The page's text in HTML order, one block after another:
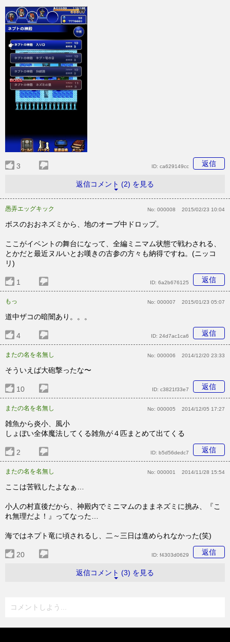
3 返信
ID: ca629149cc
返信コメント (2) を見る
愚弄エッグキック No: 000008 2015/02/23 10:04
ボスのおおネズミから、地のオーブ中ドロップ。
ここがイベントの舞台になって、全編ミニマム状態で戦わされる、
とかだと最近ヌルいとお嘆きの古参の方々も納得ですね。(ニッコ
リ)
1 返信
ID: 6a2b676125
もっ No: 000007 2015/01/23 05:07
道中ザコの暗闇あり。。。
4 返信
ID: 24d7ac1ca6
またの名を名無し No: 000006 2014/12/20 23:33
そういえば大砲撃ったな〜
10 返信
ID: c3821f33e7
またの名を名無し No: 000005 2014/12/05 17:27
雑魚から炎小、風小
しょぼい全体魔法してくる雑魚が４匹まとめて出てくる
2 返信
ID: b5d56dedc7
またの名を名無し No: 000001 2014/11/28 15:54
ここは苦戦したよなぁ…
小人の村直後だから、神殿内でミニマムのままネズミに挑み、『こ
れ無理だよ！』ってなった…
海ではネプト竜に頃されるし、二～三日は進められなかった(笑)
20 返信
ID: f4303d0629
返信コメント (3) を見る
コメントしよう...